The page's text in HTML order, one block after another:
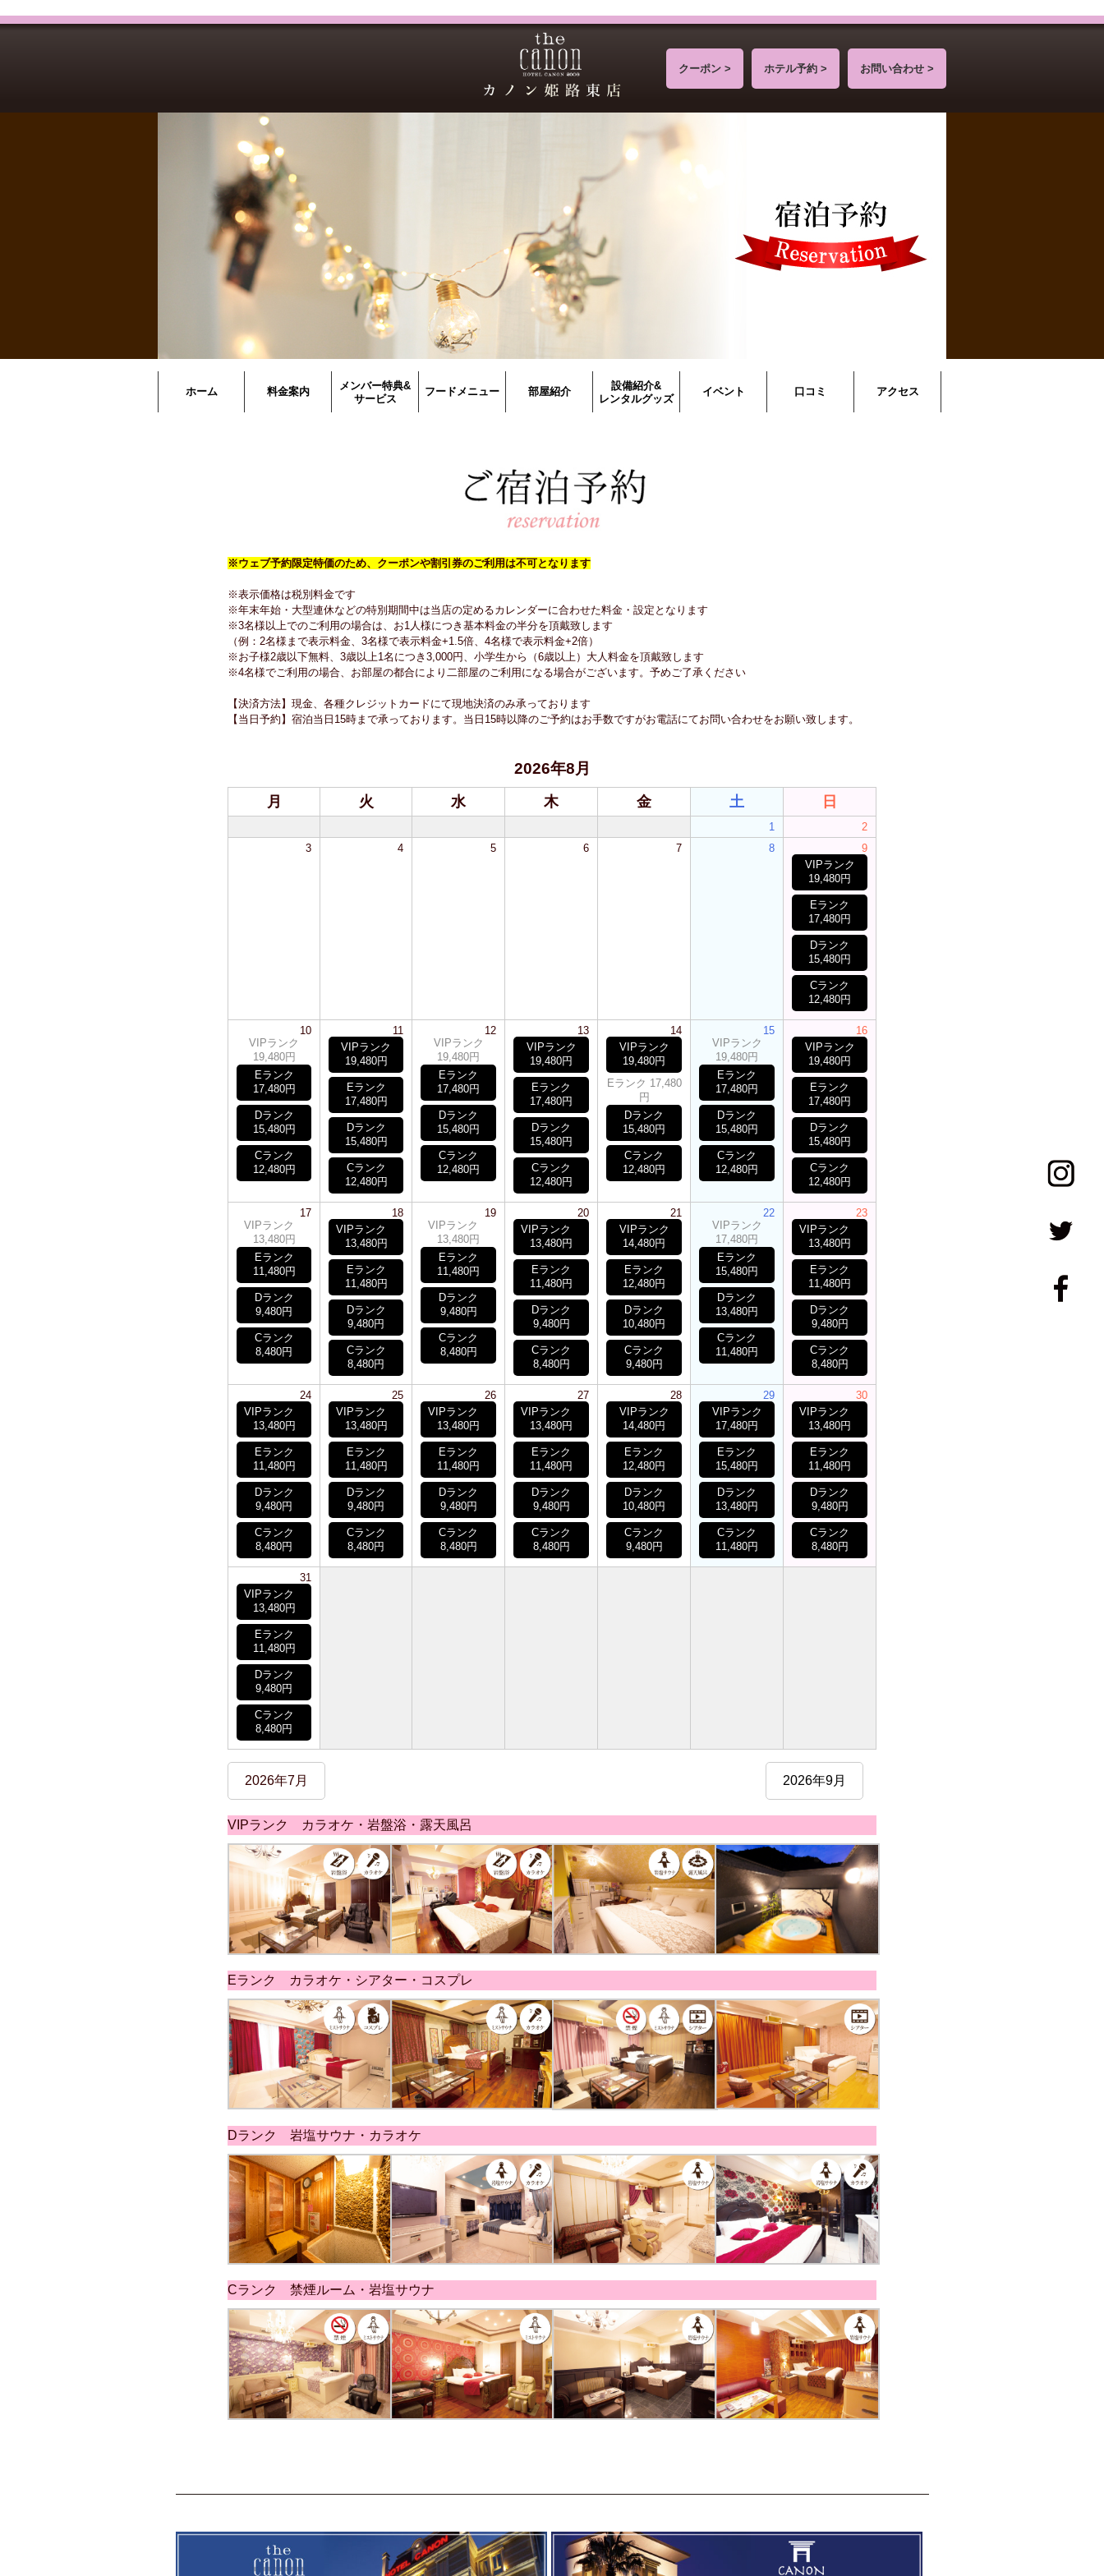
お問い合わせ >
ホテル予約 >
クーポン >
ホーム 料金案内
メンバー特典&
サービス
フードメニュー 部屋紹介
設備紹介&
レンタルグッズ
イベント 口コミ アクセス
※ウェブ予約限定特価のため、クーポンや割引券のご利用は不可となります
※表示価格は税別料金です
※年末年始・大型連休などの特別期間中は当店の定めるカレンダーに合わせた料金・設定となります
※3名様以上でのご利用の場合は、お1人様につき基本料金の半分を頂戴致します
（例：2名様まで表示料金、3名様で表示料金+1.5倍、4名様で表示料金+2倍）
※お子様2歳以下無料、3歳以上1名につき3,000円、小学生から（6歳以上）大人料金を頂戴致します
※4名様でご利用の場合、お部屋の都合により二部屋のご利用になる場合がございます。予めご了承ください
【決済方法】現金、各種クレジットカードにて現地決済のみ承っております
【当日予約】宿泊当日15時まで承っております。当日15時以降のご予約はお手数ですがお電話にてお問い合わせをお願い致します。
2026年8月
月 火 水 木 金 土 日
1
2
3
4 5 6 7 8
9
VIPランク
19,480円
Eランク
17,480円
Dランク
15,480円
Cランク
12,480円
10
VIPランク
19,480円
Eランク
17,480円
Dランク
15,480円
Cランク
12,480円
11
VIPランク
19,480円
Eランク
17,480円
Dランク
15,480円
Cランク
12,480円
12
VIPランク
19,480円
Eランク
17,480円
Dランク
15,480円
Cランク
12,480円
13
VIPランク
19,480円
Eランク
17,480円
Dランク
15,480円
Cランク
12,480円
14
VIPランク
19,480円
Eランク 17,480
円
Dランク
15,480円
Cランク
12,480円
15
VIPランク
19,480円
Eランク
17,480円
Dランク
15,480円
Cランク
12,480円
16
VIPランク
19,480円
Eランク
17,480円
Dランク
15,480円
Cランク
12,480円
17
VIPランク
13,480円
Eランク
11,480円
Dランク
9,480円
Cランク
8,480円
18
VIPランク
13,480円
Eランク
11,480円
Dランク
9,480円
Cランク
8,480円
19
VIPランク
13,480円
Eランク
11,480円
Dランク
9,480円
Cランク
8,480円
20
VIPランク
13,480円
Eランク
11,480円
Dランク
9,480円
Cランク
8,480円
21
VIPランク
14,480円
Eランク
12,480円
Dランク
10,480円
Cランク
9,480円
22
VIPランク
17,480円
Eランク
15,480円
Dランク
13,480円
Cランク
11,480円
23
VIPランク
13,480円
Eランク
11,480円
Dランク
9,480円
Cランク
8,480円
24
VIPランク
13,480円
Eランク
11,480円
Dランク
9,480円
Cランク
8,480円
25
VIPランク
13,480円
Eランク
11,480円
Dランク
9,480円
Cランク
8,480円
26
VIPランク
13,480円
Eランク
11,480円
Dランク
9,480円
Cランク
8,480円
27
VIPランク
13,480円
Eランク
11,480円
Dランク
9,480円
Cランク
8,480円
28
VIPランク
14,480円
Eランク
12,480円
Dランク
10,480円
Cランク
9,480円
29
VIPランク
17,480円
Eランク
15,480円
Dランク
13,480円
Cランク
11,480円
30
VIPランク
13,480円
Eランク
11,480円
Dランク
9,480円
Cランク
8,480円
31
VIPランク
13,480円
Eランク
11,480円
Dランク
9,480円
Cランク
8,480円
2026年7月 2026年9月
VIPランク カラオケ・岩盤浴・露天風呂
Eランク カラオケ・シアター・コスプレ
Dランク 岩塩サウナ・カラオケ
Cランク 禁煙ルーム・岩塩サウナ